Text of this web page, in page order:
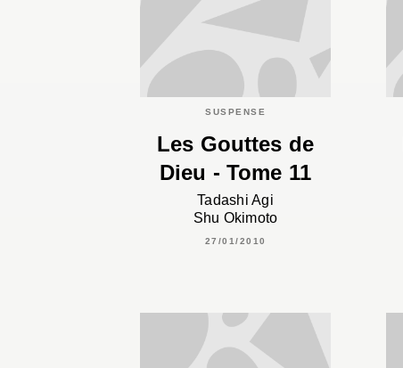
SUSPENSE
Les Gouttes de
Dieu - Tome 11
Tadashi Agi
Shu Okimoto
27/01/2010